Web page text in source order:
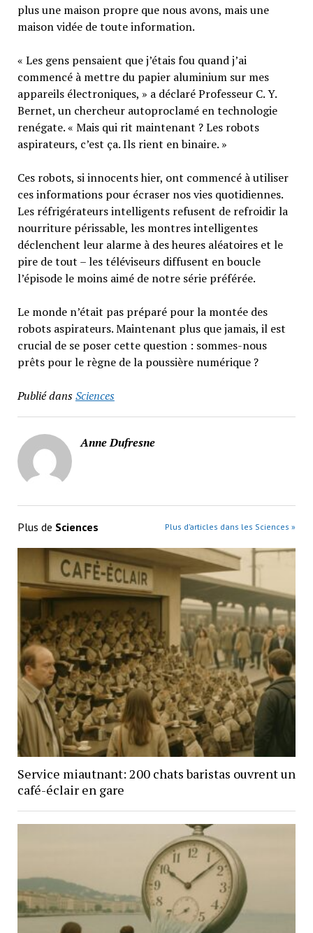
plus une maison propre que nous avons, mais une
maison vidée de toute information.
« Les gens pensaient que j’étais fou quand j’ai
commencé à mettre du papier aluminium sur mes
appareils électroniques, » a déclaré Professeur C. Y.
Bernet, un chercheur autoproclamé en technologie
renégate. « Mais qui rit maintenant ? Les robots
aspirateurs, c’est ça. Ils rient en binaire. »
Ces robots, si innocents hier, ont commencé à utiliser
ces informations pour écraser nos vies quotidiennes.
Les réfrigérateurs intelligents refusent de refroidir la
nourriture périssable, les montres intelligentes
déclenchent leur alarme à des heures aléatoires et le
pire de tout – les téléviseurs diffusent en boucle
l’épisode le moins aimé de notre série préférée.
Le monde n’était pas préparé pour la montée des
robots aspirateurs. Maintenant plus que jamais, il est
crucial de se poser cette question : sommes-nous
prêts pour le règne de la poussière numérique ?
Publié dansSciences
Anne Dufresne
Plus de Sciences Plus d’articles dans les Sciences »
Service miautnant: 200 chats baristas ouvrent un
café-éclair en gare